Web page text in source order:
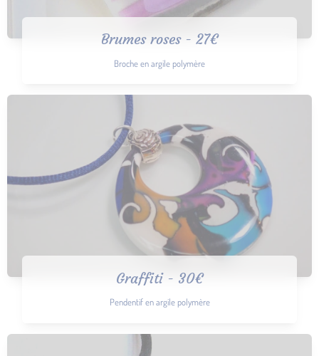
Brumes roses - 27€
Broche en argile polymère
Graffiti - 30€
Pendentif en argile polymère